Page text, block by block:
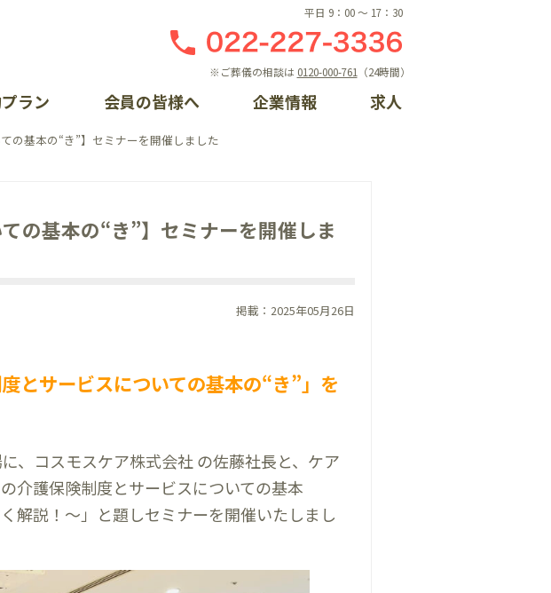
平日 9：00 〜 17：30
※ご葬儀の相談は 0120-000-761 （24時間）
ラン 会員の皆様へ 企業情報 求人
の基本の“き”】セミナーを開催しました
の基本の“き”】セミナーを開催しま
掲載：2025年05月26日
とサービスについての基本の“き”」 を
コスモスケア株式会社 の佐藤社長と、ケア
介護保険制度とサービスについての基本
解説！～」と題しセミナーを開催いたしまし